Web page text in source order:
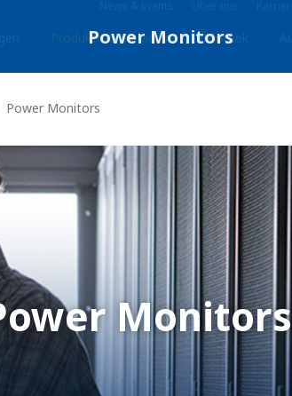
Power Monitors
Monitors